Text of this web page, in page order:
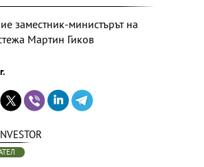
заместник-министърът на
Мартин Гиков